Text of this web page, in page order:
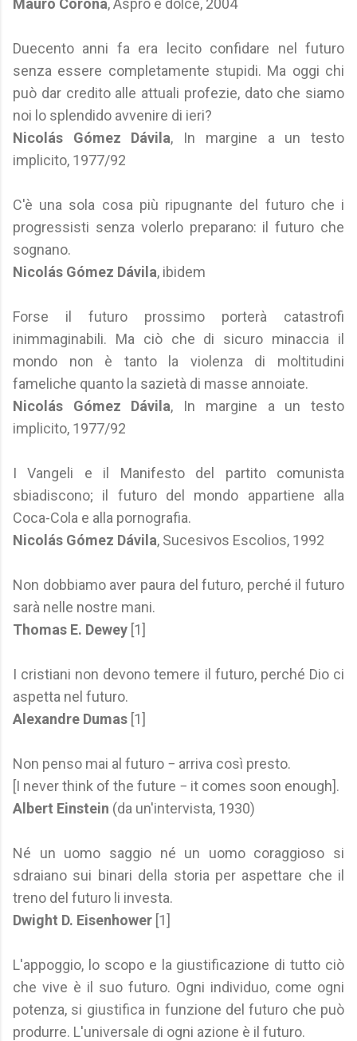
Mauro Corona, Aspro e dolce, 2004
Duecento anni fa era lecito confidare nel futuro
senza essere completamente stupidi. Ma oggi chi
può dar credito alle attuali profezie, dato che siamo
noi lo splendido avvenire di ieri?
Nicolás Gómez Dávila, In margine a un testo
implicito, 1977/92
C'è una sola cosa più ripugnante del futuro che i
progressisti senza volerlo preparano: il futuro che
sognano.
Nicolás Gómez Dávila, ibidem
Forse il futuro prossimo porterà catastrofi
inimmaginabili. Ma ciò che di sicuro minaccia il
mondo non è tanto la violenza di moltitudini
fameliche quanto la sazietà di masse annoiate.
Nicolás Gómez Dávila, In margine a un testo
implicito, 1977/92
I Vangeli e il Manifesto del partito comunista
sbiadiscono; il futuro del mondo appartiene alla
Coca-Cola e alla pornografia.
Nicolás Gómez Dávila, Sucesivos Escolios, 1992
Non dobbiamo aver paura del futuro, perché il futuro
sarà nelle nostre mani.
Thomas E. Dewey [1]
I cristiani non devono temere il futuro, perché Dio ci
aspetta nel futuro.
Alexandre Dumas [1]
Non penso mai al futuro − arriva così presto.
[I never think of the future − it comes soon enough].
Albert Einstein (da un'intervista, 1930)
Né un uomo saggio né un uomo coraggioso si
sdraiano sui binari della storia per aspettare che il
treno del futuro li investa.
Dwight D. Eisenhower [1]
L'appoggio, lo scopo e la giustificazione di tutto ciò
che vive è il suo futuro. Ogni individuo, come ogni
potenza, si giustifica in funzione del futuro che può
produrre. L'universale di ogni azione è il futuro.